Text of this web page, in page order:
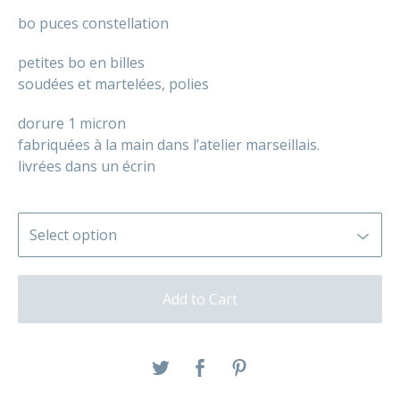
bo puces constellation
petites bo en billes
soudées et martelées, polies
dorure 1 micron
fabriquées à la main dans l’atelier marseillais.
livrées dans un écrin
Add to Cart